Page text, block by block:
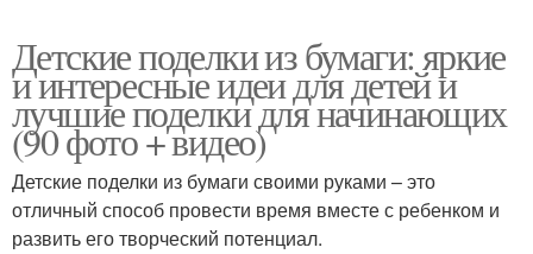
Детские поделки из бумаги: яркие
и интересные идеи для детей и
лучшие поделки для начинающих
(90 фото + видео)
Детские поделки из бумаги своими руками – это
отличный способ провести время вместе с ребенком и
развить его творческий потенциал.